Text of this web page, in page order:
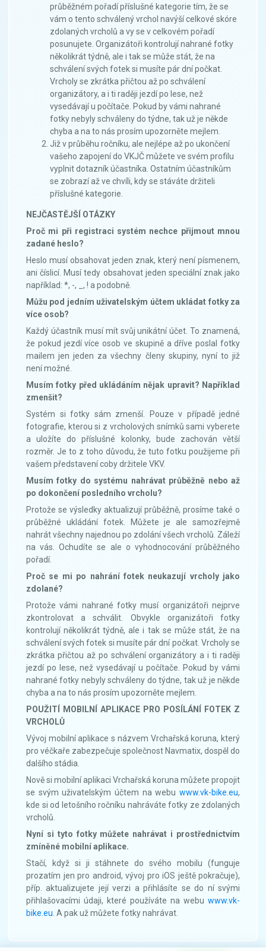
průběžném pořadí příslušné kategorie tím, že se
vám o tento schválený vrchol navýší celkové skóre
zdolaných vrcholů a vy se v celkovém pořadí
posunujete. Organizátoři kontrolují nahrané fotky
několikrát týdně, ale i tak se může stát, že na
schválení svých fotek si musíte pár dní počkat.
Vrcholy se zkrátka přičtou až po schválení
organizátory, a i ti raději jezdí po lese, než
vysedávají u počítače. Pokud by vámi nahrané
fotky nebyly schváleny do týdne, tak už je někde
chyba a na to nás prosím upozorněte mejlem.
Již v průběhu ročníku, ale nejlépe až po ukončení
vašeho zapojení do VKJČ můžete ve svém profilu
vyplnit dotazník účastníka. Ostatním účastníkům
se zobrazí až ve chvíli, kdy se stáváte držiteli
příslušné kategorie.
NEJČASTĚJŠÍ OTÁZKY
Proč mi při registraci systém nechce přijmout mnou
zadané heslo?
Heslo musí obsahovat jeden znak, který není písmenem,
ani číslicí. Musí tedy obsahovat jeden speciální znak jako
například: *, -, _, ! a podobně.
Můžu pod jedním uživatelským účtem ukládat fotky za
více osob?
Každý účastník musí mít svůj unikátní účet. To znamená,
že pokud jezdí více osob ve skupině a dříve poslal fotky
mailem jen jeden za všechny členy skupiny, nyní to již
není možné.
Musím fotky před ukládáním nějak upravit? Například
zmenšit?
Systém si fotky sám zmenší. Pouze v případě jedné
fotografie, kterou si z vrcholových snímků sami vyberete
a uložíte do příslušné kolonky, bude zachován větší
rozměr. Je to z toho důvodu, že tuto fotku použijeme při
vašem představení coby držitele VKV.
Musím fotky do systému nahrávat průběžně nebo až
po dokončení posledního vrcholu?
Protože se výsledky aktualizují průběžně, prosíme také o
průběžné ukládání fotek. Můžete je ale samozřejmě
nahrát všechny najednou po zdolání všech vrcholů. Záleží
na vás. Ochudíte se ale o vyhodnocování průběžného
pořadí.
Proč se mi po nahrání fotek neukazují vrcholy jako
zdolané?
Protože vámi nahrané fotky musí organizátoři nejprve
zkontrolovat a schválit. Obvykle organizátoři fotky
kontrolují několikrát týdně, ale i tak se může stát, že na
schválení svých fotek si musíte pár dní počkat. Vrcholy se
zkrátka přičtou až po schválení organizátory a i ti raději
jezdí po lese, než vysedávají u počítače. Pokud by vámi
nahrané fotky nebyly schváleny do týdne, tak už je někde
chyba a na to nás prosím upozorněte mejlem.
POUŽITÍ MOBILNÍ APLIKACE PRO POSÍLÁNÍ FOTEK Z
VRCHOLŮ
Vývoj mobilní aplikace s názvem Vrchařská koruna, který
pro véčkaře zabezpečuje společnost Navmatix, dospěl do
dalšího stádia.
Nově si mobilní aplikaci Vrchařská koruna můžete propojit
se svým uživatelským účtem na webu www.vk-bike.eu,
kde si od letošního ročníku nahráváte fotky ze zdolaných
vrcholů.
Nyní si tyto fotky můžete nahrávat i prostřednictvím
zmíněné mobilní aplikace.
Stačí, když si ji stáhnete do svého mobilu (funguje
prozatím jen pro android, vývoj pro iOS ještě pokračuje),
příp. aktualizujete její verzi a přihlásíte se do ní svými
přihlašovacími údaji, které používáte na webu www.vk-
bike.eu. A pak už můžete fotky nahrávat.